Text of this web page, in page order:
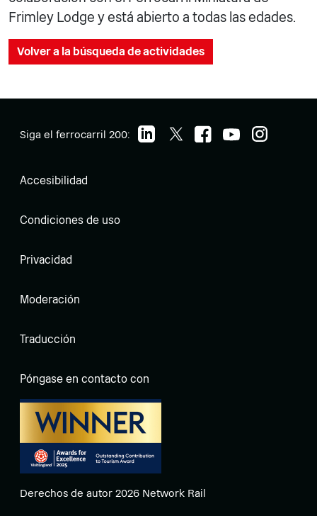
Frimley Lodge y está abierto a todas las edades.
Volver a la búsqueda de actividades
Siga el ferrocarril 200:
Accesibilidad
Condiciones de uso
Privacidad
Moderación
Traducción
Póngase en contacto con
Derechos de autor 2026 Network Rail